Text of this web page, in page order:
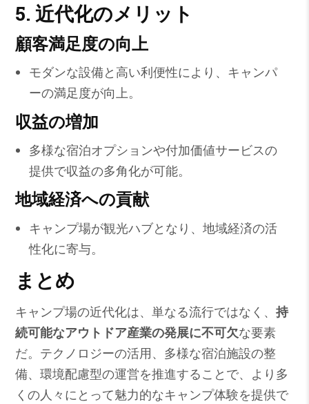
5. 近代化のメリット
顧客満足度の向上
モダンな設備と高い利便性により、キャンパ
ーの満足度が向上。
収益の増加
多様な宿泊オプションや付加価値サービスの
提供で収益の多角化が可能。
地域経済への貢献
キャンプ場が観光ハブとなり、地域経済の活
性化に寄与。
まとめ
キャンプ場の近代化は、単なる流行ではなく、 持
続可能なアウトドア産業の発展に不可欠な要素
だ。テクノロジーの活用、多様な宿泊施設の整
備、環境配慮型の運営を推進することで、より多
くの人々にとって魅力的なキャンプ体験を提供で